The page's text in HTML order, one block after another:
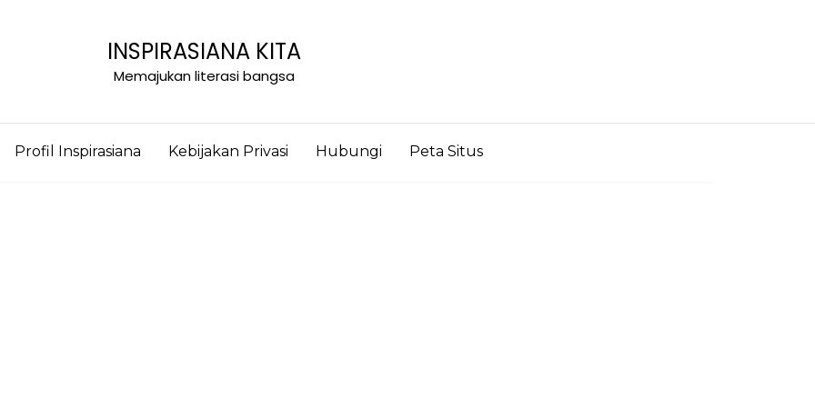
INSPIRASIANA KITA
Memajukan literasi bangsa
Profil Inspirasiana Kebijakan Privasi Hubungi Peta Situs